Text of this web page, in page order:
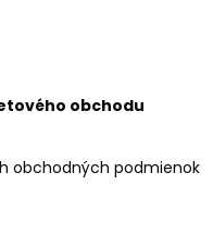
obchodu
obchodných podmienok